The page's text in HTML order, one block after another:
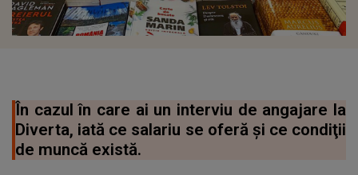
În cazul în care ai un interviu de angajare la
Diverta, iată ce salariu se oferă şi ce condiţii
de muncă există.